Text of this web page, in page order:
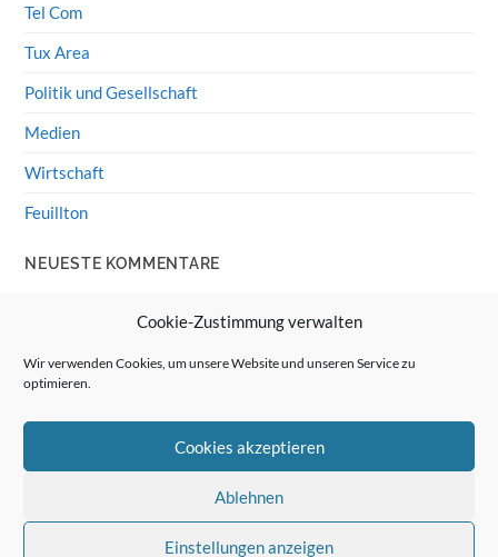
Cookie-Zustimmung verwalten
Wir verwenden Cookies, um unsere Website und unseren Service zu
optimieren.
Cookies akzeptieren
Ablehnen
Einstellungen anzeigen
Tel Com
Tux Area
Politik und Gesellschaft
Medien
Wirtschaft
Feuillton
NEUESTE KOMMENTARE
Wolff von Rechenberg
Linux Mint: Google Drive integrieren
HiFi-Klassiker: Celestion 3